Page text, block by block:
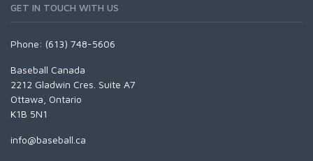
GET IN TOUCH WITH US
Phone: (613) 748-5606
Baseball Canada
2212 Gladwin Cres. Suite A7
Ottawa, Ontario
K1B 5N1
info@baseball.ca